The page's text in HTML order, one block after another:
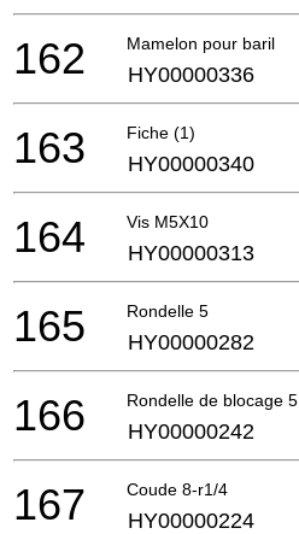
Mamelon pour baril
162 HY00000336
Fiche (1)
163 HY00000340
Vis M5X10
164 HY00000313
Rondelle 5
165 HY00000282
Rondelle de blocage 5
166 HY00000242
Coude 8-r1/4
167 HY00000224